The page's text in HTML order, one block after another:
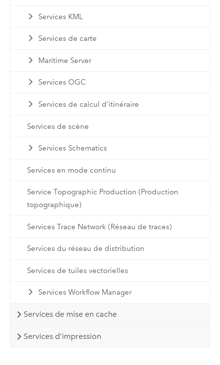
Services KML
Services de carte
Maritime Server
Services OGC
Services de calcul d'itinéraire
Services de scène
Services Schematics
Services en mode continu
Service Topographic Production (Production
topographique)
Services Trace Network (Réseau de traces)
Services du réseau de distribution
Services de tuiles vectorielles
Services Workflow Manager
Services de mise en cache
Services d’impression